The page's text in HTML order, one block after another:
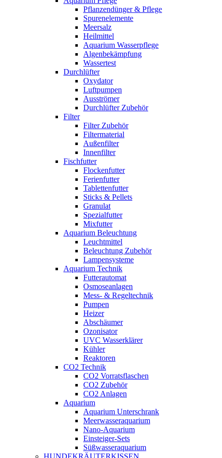
Pflanzendünger & Pflege
Spurenelemente
Meersalz
Heilmittel
Aquarium Wasserpflege
Algenbekämpfung
Wassertest
Durchlüfter
Oxydator
Luftpumpen
Ausströmer
Durchlüfter Zubehör
Filter
Filter Zubehör
Filtermaterial
Außenfilter
Innenfilter
Fischfutter
Flockenfutter
Ferienfutter
Tablettenfutter
Sticks & Pellets
Granulat
Spezialfutter
Mixfutter
Aquarium Beleuchtung
Leuchtmittel
Beleuchtung Zubehör
Lampensysteme
Aquarium Technik
Futterautomat
Osmoseanlagen
Mess- & Regeltechnik
Pumpen
Heizer
Abschäumer
Ozonisator
UVC Wasserklärer
Kühler
Reaktoren
CO2 Technik
CO2 Vorratsflaschen
CO2 Zubehör
CO2 Anlagen
Aquarium
Aquarium Unterschrank
Meerwasseraquarium
Nano-Aquarium
Einsteiger-Sets
Süßwasseraquarium
HUNDEKRÄUTERKISSEN